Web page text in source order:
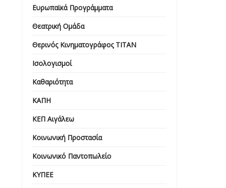
Ευρωπαϊκά Προγράμματα
Θεατρική Ομάδα
Θερινός Κινηματογράφος ΤΙΤΑΝ
Ισολογισμοί
Καθαριότητα
ΚΑΠΗ
ΚΕΠ Αιγάλεω
Κοινωνική Προστασία
Κοινωνικό Παντοπωλείο
ΚΥΠΕΕ